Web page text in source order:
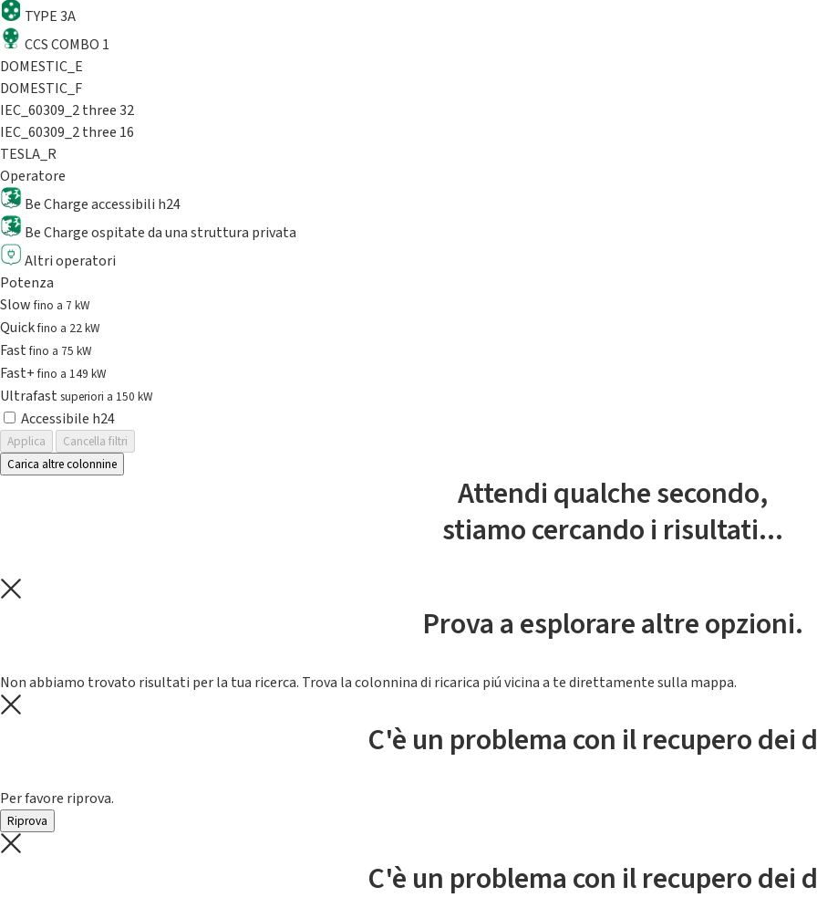
TYPE 3A
CCS COMBO 1
DOMESTIC_E
DOMESTIC_F
IEC_60309_2 three 32
IEC_60309_2 three 16
TESLA_R
Operatore
Be Charge accessibili h24
Be Charge ospitate da una struttura privata
Altri operatori
Potenza
Slowfino a 7 kW
Quickfino a 22 kW
Fastfino a 75 kW
Fast+fino a 149 kW
Ultrafast superiori a 150 kW
Accessibile h24
Applica
Cancella filtri
Carica altre colonnine
Attendi qualche secondo,
stiamo cercando i risultati...
Prova a esplorare altre opzioni.
Non abbiamo trovato risultati per la tua ricerca. Trova la colonnina di ricarica piú vicina a te direttamente sulla mappa.
C'è un problema con il recupero dei
Per favore riprova.
Riprova
C'è un problema con il recupero dei